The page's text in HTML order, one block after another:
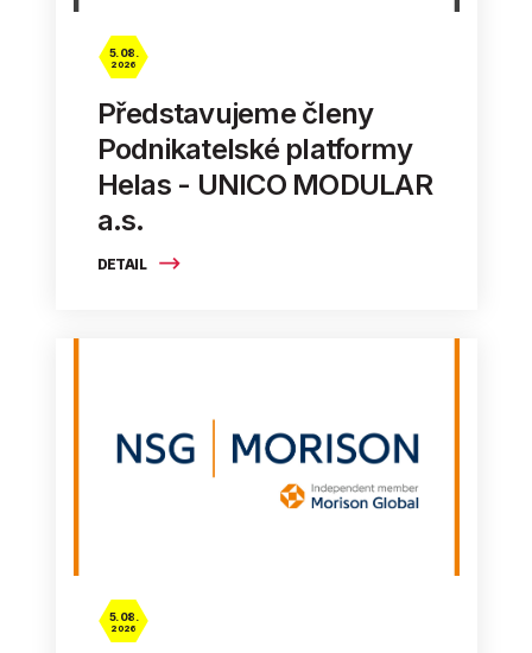
DETAIL
5. 08.
2026
Představujeme členy
Podnikatelské platformy
Helas - UNICO MODULAR
a.s.
5. 08.
2026